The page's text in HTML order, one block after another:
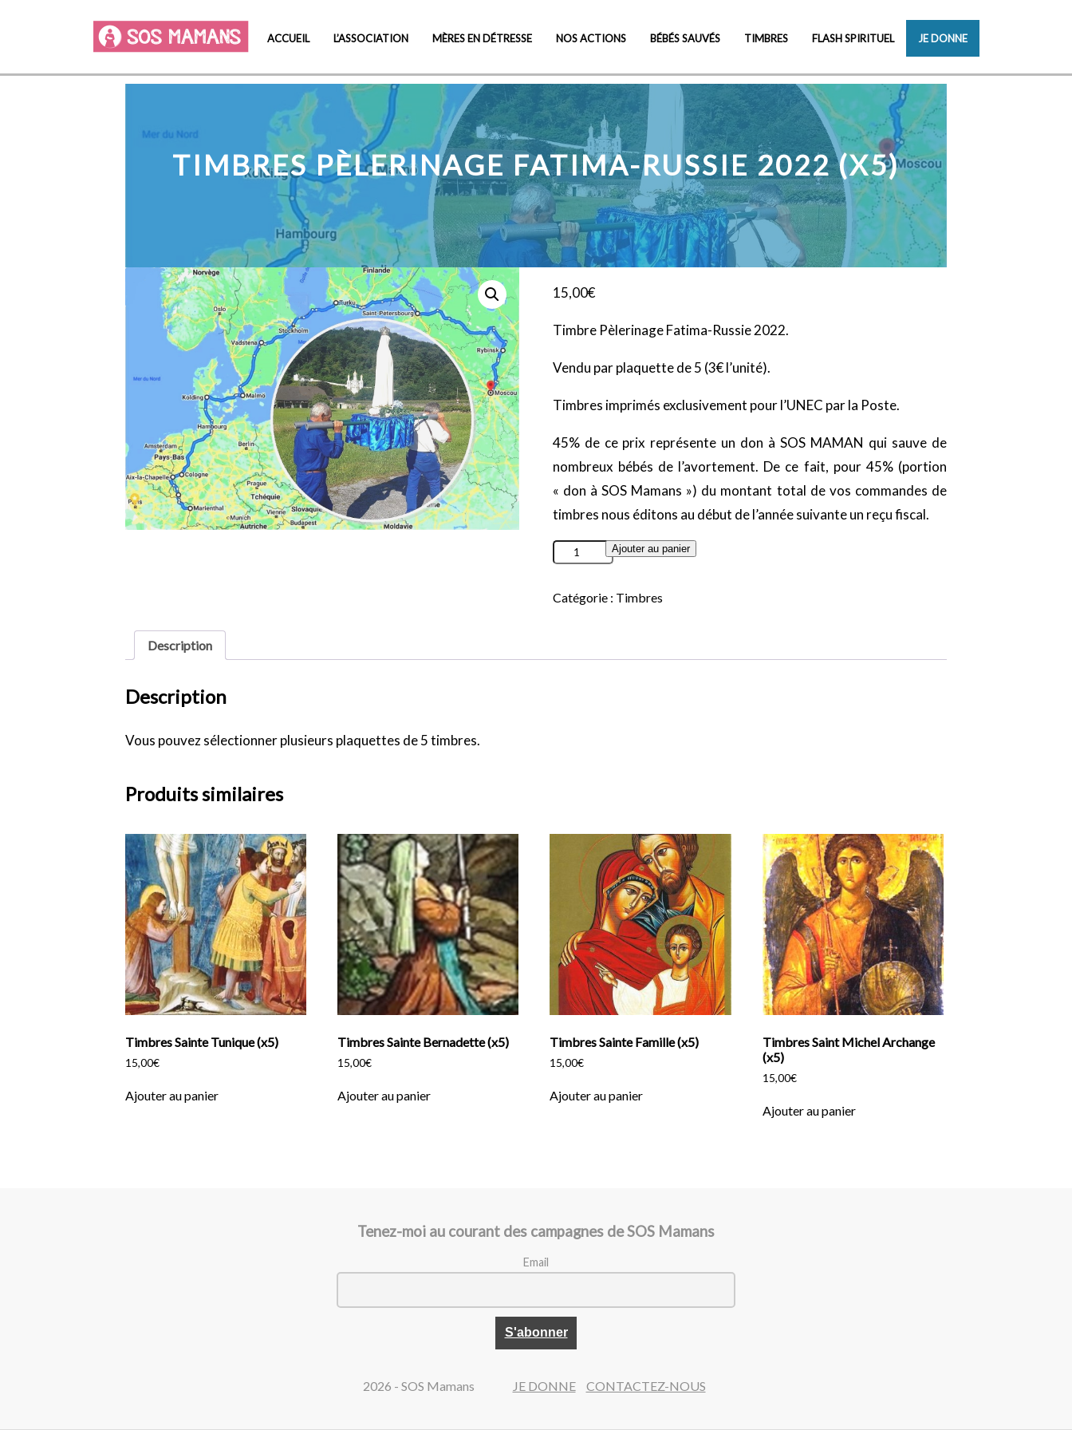
ACCUEIL L’ASSOCIATION MÈRES EN DÉTRESSE NOS ACTIONS BÉBÉS SAUVÉS TIMBRES FLASH SPIRITUEL JE DONNE
TIMBRES PÈLERINAGE FATIMA-RUSSIE 2022 (X5)
15,00€
Timbre Pèlerinage Fatima-Russie 2022.
Vendu par plaquette de 5 (3€ l’unité).
Timbres imprimés exclusivement pour l’UNEC par la Poste.
45% de ce prix représente un don à SOS MAMAN qui sauve de
nombreux bébés de l’avortement. De ce fait, pour 45% (portion
« don à SOS Mamans ») du montant total de vos commandes de
timbres nous éditons au début de l’année suivante un reçu fiscal.
Ajouter au panier
Catégorie : Timbres
Description
Description
Vous pouvez sélectionner plusieurs plaquettes de 5 timbres.
Produits similaires
Timbres Sainte Tunique (x5)
15,00€
Ajouter au panier
Timbres Sainte Bernadette (x5)
15,00€
Ajouter au panier
Timbres Sainte Famille (x5)
15,00€
Ajouter au panier
Timbres Saint Michel Archange
(x5)
15,00€
Ajouter au panier
Tenez-moi au courant des campagnes de SOS Mamans
Email
2026 - SOS Mamans JE DONNE CONTACTEZ-NOUS